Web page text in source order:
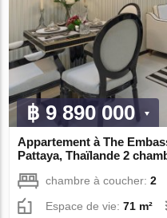
฿ 9 890 000
Appartement à The
Pattaya, Thaïlande 2
chambre à coucher:2
Espace de vie:71 m²